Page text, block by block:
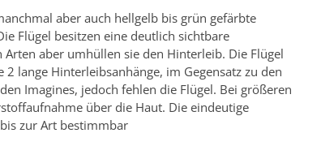
aber auch hellgelb bis grün gefärbte
Flügel besitzen eine deutlich sichtbare
aber umhüllen sie den Hinterleib. Die Flügel
lange Hinterleibsanhänge, im Gegensatz zu den
Imagines, jedoch fehlen die Flügel. Bei größeren
über die Haut. Die eindeutige
zur Art bestimmbar